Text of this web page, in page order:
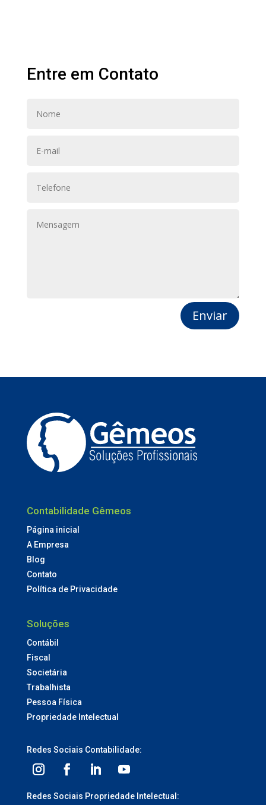
Entre em Contato
Enviar
Contabilidade Gêmeos
Página inicial
A Empresa
Blog
Contato
Política de Privacidade
Soluções
Contábil
Fiscal
Societária
Trabalhista
Pessoa Física
Propriedade Intelectual
Redes Sociais Contabilidade:
Redes Sociais Propriedade Intelectual: